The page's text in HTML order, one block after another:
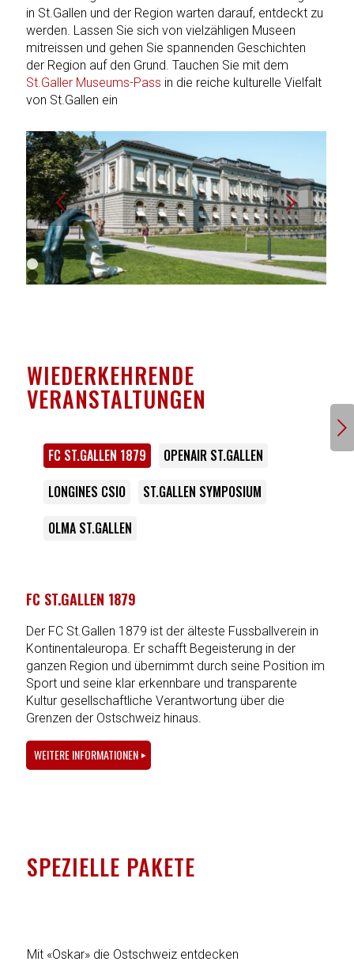
in St.Gallen und der Region warten darauf, entdeckt zu
werden. Lassen Sie sich von vielzähligen Museen
mitreissen und gehen Sie spannenden Geschichten
der Region auf den Grund. Tauchen Sie mit dem
St.Galler Museums-Pass in die reiche kulturelle Vielfalt
von St.Gallen ein
Weiter
1
2
Zurück
WIEDERKEHRENDE
VERANSTALTUNGEN
FC ST.GALLEN 1879
OPENAIR ST.GALLEN
LONGINES CSIO
ST.GALLEN SYMPOSIUM
OLMA ST.GALLEN
FC ST.GALLEN 1879
Der FC St.Gallen 1879 ist der älteste Fussballverein in
Kontinentaleuropa. Er schafft Begeisterung in der
ganzen Region und übernimmt durch seine Position im
Sport und seine klar erkennbare und transparente
Kultur gesellschaftliche Verantwortung über die
Grenzen der Ostschweiz hinaus.
WEITERE INFORMATIONEN
SPEZIELLE PAKETE
Mit «Oskar» die Ostschweiz entdecken